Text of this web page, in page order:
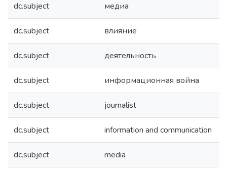
dc.subject медиа
dc.subject влияние
dc.subject деятельность
dc.subject информационная война
dc.subject journalist
dc.subject information and communication
dc.subject media